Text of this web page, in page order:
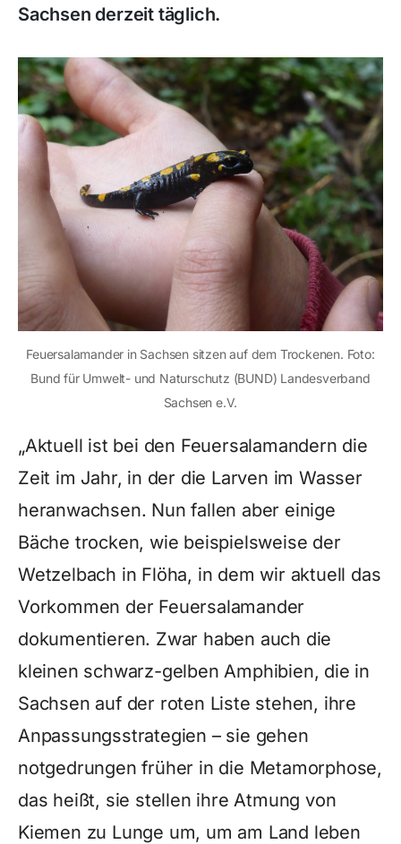
Sachsen derzeit täglich.
Feuersalamander in Sachsen sitzen auf dem Trockenen. Foto:
Bund für Umwelt- und Naturschutz (BUND) Landesverband
Sachsen e.V.
„Aktuell ist bei den Feuersalamandern die
Zeit im Jahr, in der die Larven im Wasser
heranwachsen. Nun fallen aber einige
Bäche trocken, wie beispielsweise der
Wetzelbach in Flöha, in dem wir aktuell das
Vorkommen der Feuersalamander
dokumentieren. Zwar haben auch die
kleinen schwarz-gelben Amphibien, die in
Sachsen auf der roten Liste stehen, ihre
Anpassungsstrategien – sie gehen
notgedrungen früher in die Metamorphose,
das heißt, sie stellen ihre Atmung von
Kiemen zu Lunge um, um am Land leben